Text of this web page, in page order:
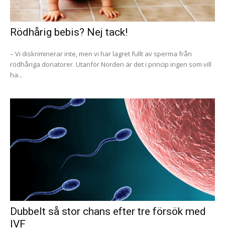
Rödhårig bebis? Nej tack!
– Vi diskriminerar inte, men vi har lagret fullt av sperma från
rödhåriga donatorer. Utanför Norden är det i princip ingen som vill
ha...
Dubbelt så stor chans efter tre försök med
IVF